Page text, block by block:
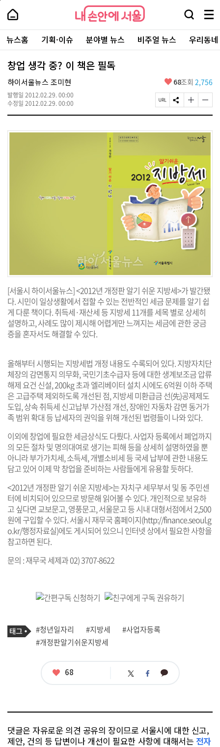
본
로
가
내
손
안
에
서
울
-
서
울
시
대
표
소
포
내
손
에
울
검
창
열
기
메
뉴
전
체
보
주
요
서
뉴스홈 기획·이슈 분야별 뉴스 비주얼 뉴스 우리동
창업 생각 중? 이 책은 필독
하이서울뉴스 조미현
발행일 2012.02.29. 00:00
수정일 2012.02.29. 00:00
좋
요
68조회 2,756
페
이
U
복
사
S
N
공
기
글
자
기
크
게
변
하
기
글
자
기
작
변
하
기
[서울시 하이서울뉴스] <2012년 개정판 알기 쉬운 지방세>가 발간됐
다. 시민이 일상생활에서 접할 수 있는 전반적인 세금 문제를 알기 쉽
게 다룬 책이다. 취득세·재산세 등 지방세 11개를 세목 별로 상세히
설명하고, 사례도 많이 제시해 어렵게만 느껴지는 세금에 관한 궁금
증을 혼자서도 해결할 수 있다.
올해부터 시행되는 지방세법 개정 내용도 수록되어 있다. 지방자치단
체장의 감면통지 의무화, 국민기초수급자 등에 대한 생계보조금 압류
해제 요건 신설, 200kg 초과 엘리베이터 설치 시에도 6억원 이하 주택
은 고급주택 제외하도록 개선된 점, 지방세 미환급금 선(先)공제제도
도입, 상속 취득세 신고납부 가산점 개선, 장애인 자동차 감면 동거가
족 범위 확대 등 납세자의 권익을 위해 개선된 법령들이 나와 있다.
이외에 창업에 필요한 세금상식도 다뤘다. 사업자 등록에서 폐업까지
의 모든 절차 및 명의대여로 생기는 피해 등을 상세히 설명하였을 뿐
아니라 부가가치세, 소득세, 개별소비세 등 국세 납부에 관한 내용도
담고 있어 이제 막 창업을 준비하는 사람들에게 유용할 듯하다.
<2012년 개정판 알기 쉬운 지방세>는 자치구 세무부서 및 동 주민센
터에 비치되어 있으므로 방문해 읽어볼 수 있다. 개인적으로 보유하
고 싶다면 교보문고, 영풍문고, 서울문고 등 시내 대형서점에서 2,500
원에 구입할 수 있다. 서울시 재무국 홈페이지(http://finance.seoul.g
o.kr/행정자료실)에도 게시되어 있으니 인터넷 상에서 필요한 사항을
참고하면 된다.
문의 : 재무국 세제과 02) 3707-8622
기
사
관
련
태
그
#청년일자리 #지방세
#사업자등록
#개정판알기쉬운지방세
좋
68 트 페 카
댓글은 자유로운 의견 공유의 장이므로 서울시에 대한 신고,
제안, 건의 등 답변이나 개선이 필요한 사항에 대해서는 전자
페
상
단
로